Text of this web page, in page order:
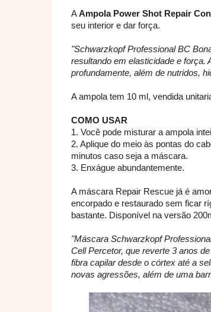
AAmpola Power Shot Repair
seu interior e dar força.
"Schwarzkopf Professional BC
resultando em elasticidade e força.
profundamente, além de nutridos,
A ampola tem 10 ml, vendida
COMO USAR
1. Você pode misturar a ampola
2. Aplique do meio às pontas do
minutos caso seja a máscara.
3. Enxágue abundantemente.
A máscara Repair Rescue já é
encorpado e restaurado sem ficar
bastante. Disponível na versão
"Máscara Schwarzkopf
Cell Percetor, que reverte 3 anos
fibra capilar desde o córtex até a
novas agressões, além de uma